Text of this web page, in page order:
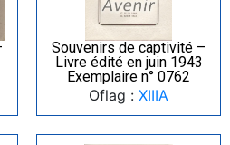
Souvenirs de captivité –
Livre édité en juin 1943
Exemplaire n° 0762
Oflag : XIIIA